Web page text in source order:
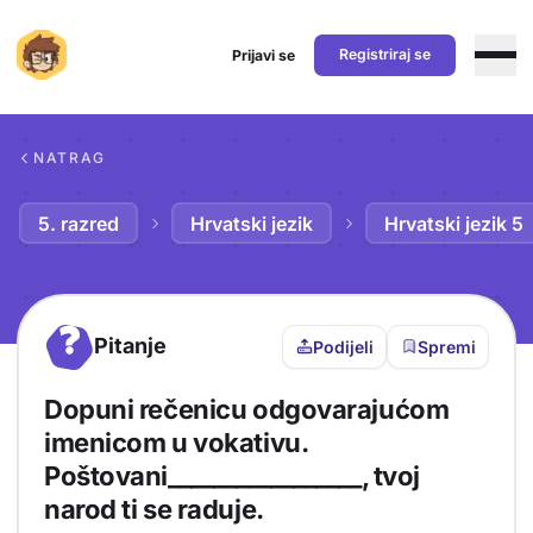
Prijavi se Registriraj se
NATRAG
5. razred Hrvatski jezik Hrvatski jezik 5
? Pitanje Podijeli Spremi
Dopuni rečenicu odgovarajućom
imenicom u vokativu.
Poštovani_________________, tvoj
narod ti se raduje.